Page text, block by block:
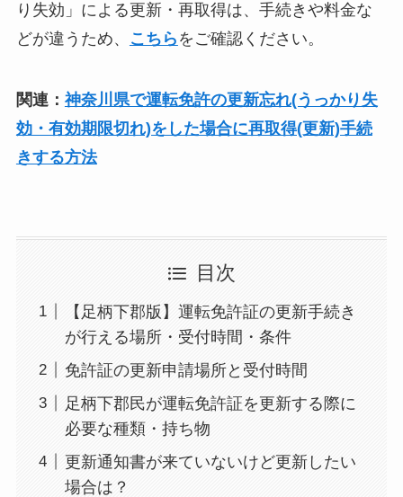
り失効」による更新・再取得は、手続きや料金な
どが違うため、
こちら をご確認ください。
関連： 神奈川県で運転免許の更新忘れ(うっかり失
効・有効期限切れ)をした場合に再取得(更新)手続
きする方法
目次
【足柄下郡版】運転免許証の更新手続き
が行える場所・受付時間・条件
免許証の更新申請場所と受付時間
足柄下郡民が運転免許証を更新する際に
必要な種類・持ち物
更新通知書が来ていないけど更新したい
場合は？